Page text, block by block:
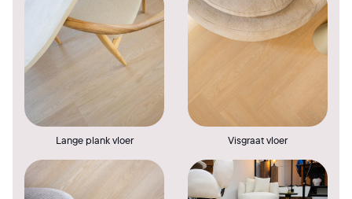
Lange plank vloer Visgraat vloer